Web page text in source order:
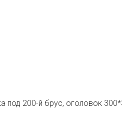
200-й брус, оголовок